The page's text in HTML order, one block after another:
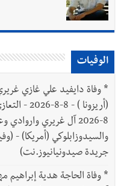
الوفيات
* وفاة دايفيد علي غازي
8-2026 آل غريري واروادي
والسيدوزابلوكي (أمريكا) -
جريدة صيدونيانيوز.نت)
*